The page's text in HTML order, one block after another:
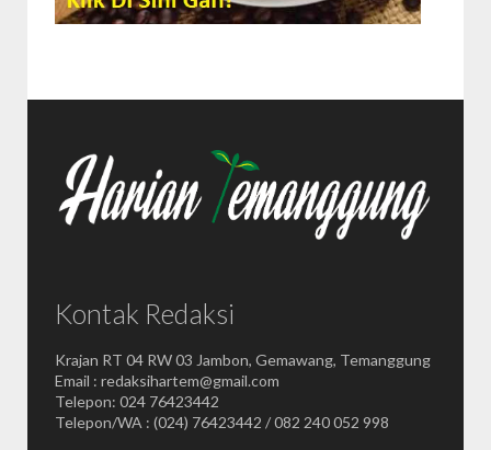
Kontak Redaksi
Krajan RT 04 RW 03 Jambon, Gemawang, Temanggung
Email : redaksihartem@gmail.com
Telepon: 024 76423442
Telepon/WA : (024) 76423442 / 082 240 052 998